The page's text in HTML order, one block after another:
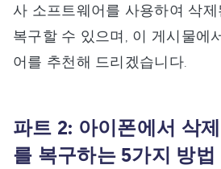
사 소프트웨어를 사용하여 삭
복구할 수 있으며, 이 게시물에
어를 추천해 드리겠습니다.
파트 2: 아이폰에서 삭
를 복구하는 5가지 방법